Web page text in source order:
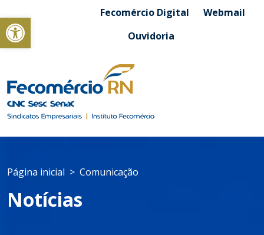
Abrir a barra de ferramentasFecomércio Digital
Webmail
Ouvidoria
Página inicial Comunicação
Notícias